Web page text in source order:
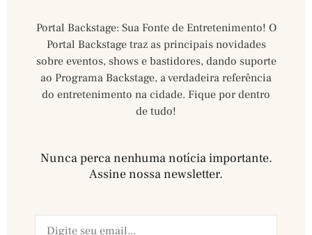
Portal Backstage: Sua Fonte de Entretenimento! O
Portal Backstage traz as principais novidades
sobre eventos, shows e bastidores, dando suporte
ao Programa Backstage, a verdadeira referência
do entretenimento na cidade. Fique por dentro
de tudo!
Nunca perca nenhuma notícia importante.
Assine nossa newsletter.​